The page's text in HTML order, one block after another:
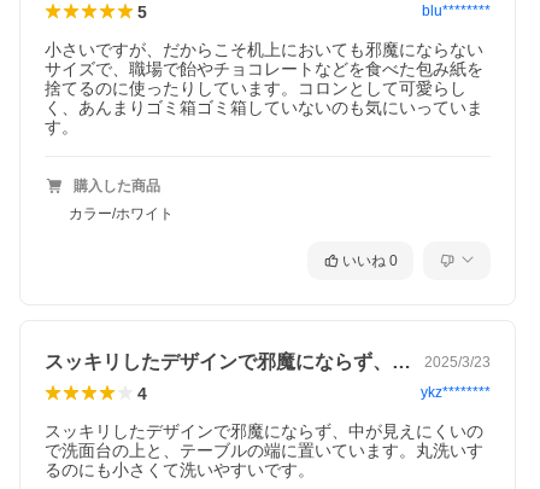
▲Check!▲
注目商品
5 blu********
小さいですが、だからこそ机上においても邪魔にならない
サイズで、職場で飴やチョコレートなどを食べた包み紙を
捨てるのに使ったりしています。コロンとして可愛らし
く、あんまりゴミ箱ゴミ箱していないのも気にいっていま
す。
購入した商品
カラー/ホワイト
いいね 0
スッキリしたデザインで邪魔にならず、中… 2025/3/23
4 ykz********
スッキリしたデザインで邪魔にならず、中が見えにくいの
で洗面台の上と、テーブルの端に置いています。丸洗いす
るのにも小さくて洗いやすいです。